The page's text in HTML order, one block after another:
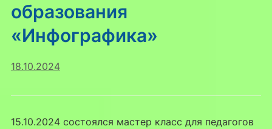
образования
«Инфографика»
18.10.2024
15.10.2024 состоялся мастер класс для педагогов